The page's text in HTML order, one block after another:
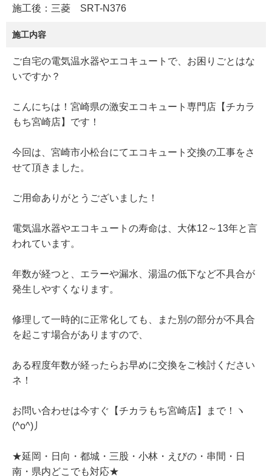
施工後：三菱 SRT-N376
施工内容
ご自宅の電気温水器やエコキュートで、お困りごとはな
いですか？
こんにちは！宮崎県の激安エコキュート専門店【チカラ
もち宮崎店】です！
今回は、宮崎市小松台にてエコキュート交換の工事をさ
せて頂きました。
ご用命ありがとうございました！
電気温水器やエコキュートの寿命は、大体12～13年と言
われています。
年数が経つと、エラーや漏水、湯温の低下など不具合が
発生しやすくなります。
修理して一時的に正常化しても、また別の部分が不具合
を起こす場合がありますので、
ある程度年数が経ったらお早めに交換をご検討ください
ネ！
お問い合わせは今すぐ【チカラもち宮崎店】まで！ヽ
(^o^)丿
★延岡・日向・都城・三股・小林・えびの・串間・日
南・県内どこでも対応★